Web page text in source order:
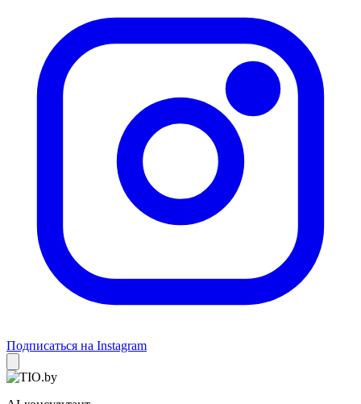
Подписаться на Instagram